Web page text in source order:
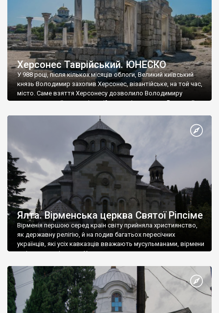
Херсонес Таврійський. ЮНЕСКО
У 988 році, після кількох місяців облоги, Великий київський
князь Володимир захопив Херсонес, візантійське, на той час,
місто. Саме взяття Херсонесу дозволило Володимиру
диктувати свої умови візантійському імператору Василю ІІ, та
Херсонесі Володимир-язичник, став Василем-християнином.
А потім було Хрещення Русі. На честь Херсонесу Таврійського
Ялта. Вірменська церква Святої Ріпсіме
Вірменія першою серед країн світу прийняла християнство,
як державну релігію, й на подив багатьох пересічних
українців, які усіх кавказців вважають мусульманами, вірмени
є відданими вірянами Христа